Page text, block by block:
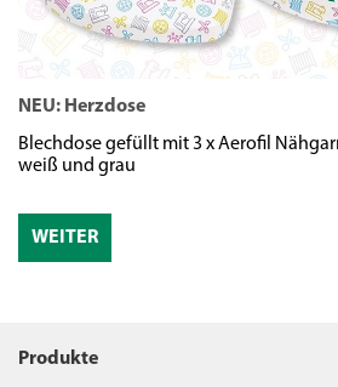
NEU: Herzdose
Blechdose gefüllt mit 3 x Aerofil
weiß und grau
WEITER
Produkte